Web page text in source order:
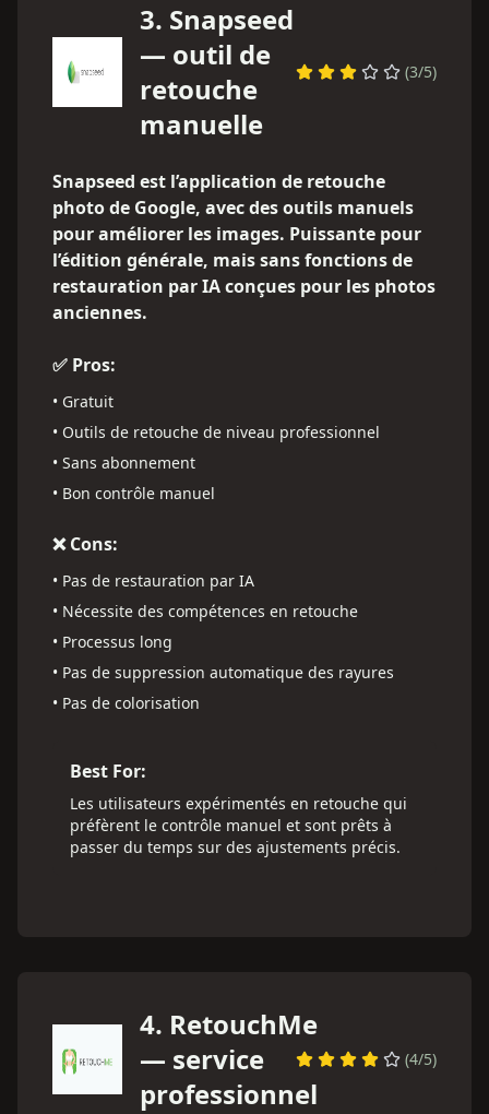
3. Snapseed
— outil de
retouche
manuelle
(3/5)
Snapseed est l’application de retouche
photo de Google, avec des outils manuels
pour améliorer les images. Puissante pour
l’édition générale, mais sans fonctions de
restauration par IA conçues pour les photos
anciennes.
✅ Pros:
• Gratuit
• Outils de retouche de niveau professionnel
• Sans abonnement
• Bon contrôle manuel
❌ Cons:
• Pas de restauration par IA
• Nécessite des compétences en retouche
• Processus long
• Pas de suppression automatique des rayures
• Pas de colorisation
Best For:
Les utilisateurs expérimentés en retouche qui
préfèrent le contrôle manuel et sont prêts à
passer du temps sur des ajustements précis.
4. RetouchMe
— service
professionnel
(4/5)